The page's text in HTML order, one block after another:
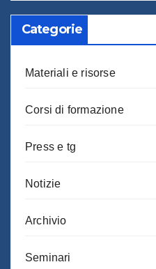
Categorie
Materiali e risorse
Corsi di formazione
Press e tg
Notizie
Archivio
Seminari